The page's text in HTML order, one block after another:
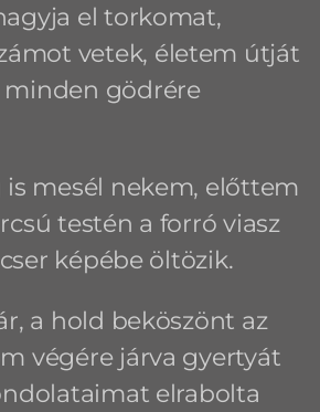
el torkomat,
vetek, életem útját
minden gödrére
mesél nekem, előttem
testén a forró viasz
képébe öltözik.
a hold beköszönt az
végére járva gyertyát
elrabolta